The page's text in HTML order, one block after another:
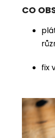
CO
fix